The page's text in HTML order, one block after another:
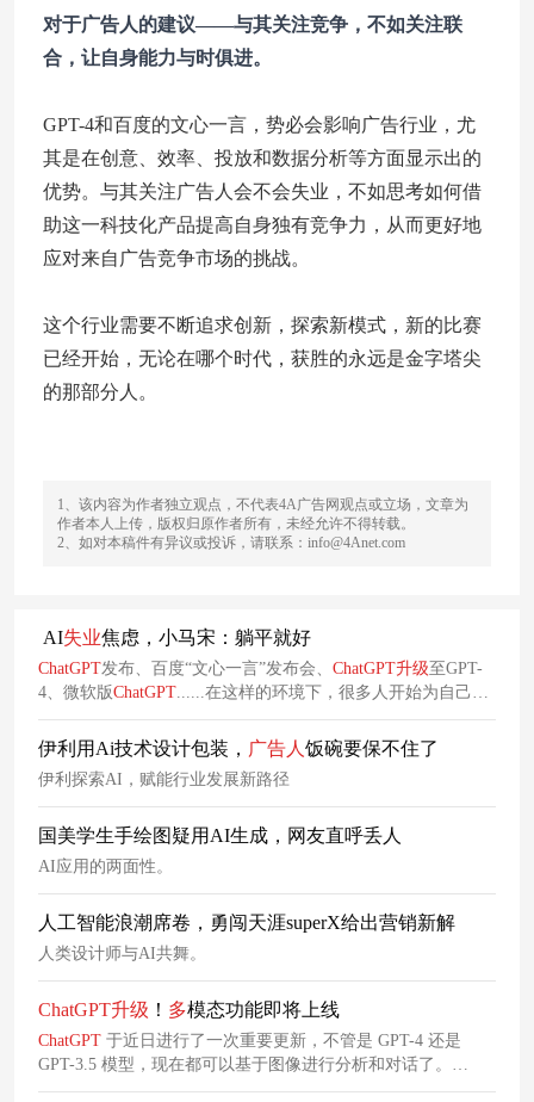
对于广告人的建议——与其关注竞争，不如关注联
合，让自身能力与时俱进。
GPT-4和百度的文心一言，势必会影响广告行业，尤
其是在创意、效率、投放和数据分析等方面显示出的
优势。与其关注广告人会不会失业，不如思考如何借
助这一科技化产品提高自身独有竞争力，从而更好地
应对来自广告竞争市场的挑战。
这个行业需要不断追求创新，探索新模式，新的比赛
已经开始，无论在哪个时代，获胜的永远是金字塔尖
的那部分人。
1、该内容为作者独立观点，不代表4A广告网观点或立场，文章为
作者本人上传，版权归原作者所有，未经允许不得转载。
2、如对本稿件有异议或投诉，请联系：info@4Anet.com
AI失业焦虑，小马宋：躺平就好
ChatGPT发布、百度“文心一言”发布会、 ChatGPT升级至GPT-
4、微软版ChatGPT......在这样的环境下，很多人开始为自己的
未来担忧，生怕自己落后于时代。对此，小马宋发表了一篇讲
话，以“AI绘画”为引，讲讲那些被“抛弃”的创意人。
伊利用Ai技术设计包装， 广告人 饭碗要保不住了
伊利探索AI，赋能行业发展新路径
国美学生手绘图疑用AI生成，网友直呼丢人
AI应用的两面性。
人工智能浪潮席卷，勇闯天涯superX给出营销新解
人类设计师与AI共舞。
ChatGPT升级 ！ 多模态功能即将上线
ChatGPT 于近日进行了一次重要更新，不管是 GPT-4 还是
GPT-3.5 模型，现在都可以基于图像进行分析和对话了。
ChatGPT中的新图像识别功能允许用户使用 GPT-3.5 或 GPT-4